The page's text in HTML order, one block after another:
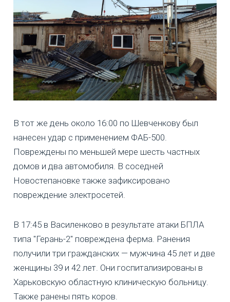
В тот же день около 16:00 по Шевченкову был
нанесен удар с применением ФАБ-500.
Повреждены по меньшей мере шесть частных
домов и два автомобиля. В соседней
Новостепановке также зафиксировано
повреждение электросетей.
В 17:45 в Василенково в результате атаки БПЛА
типа "Герань-2" повреждена ферма. Ранения
получили три гражданских — мужчина 45 лет и две
женщины 39 и 42 лет. Они госпитализированы в
Харьковскую областную клиническую больницу.
Также ранены пять коров.